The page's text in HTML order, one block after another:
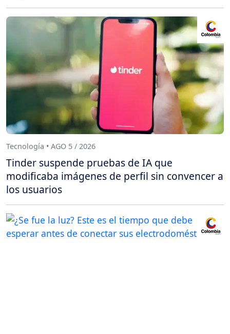
Tecnología • AGO 5 / 2026
Tinder suspende pruebas de IA que
modificaba imágenes de perfil sin convencer a
los usuarios